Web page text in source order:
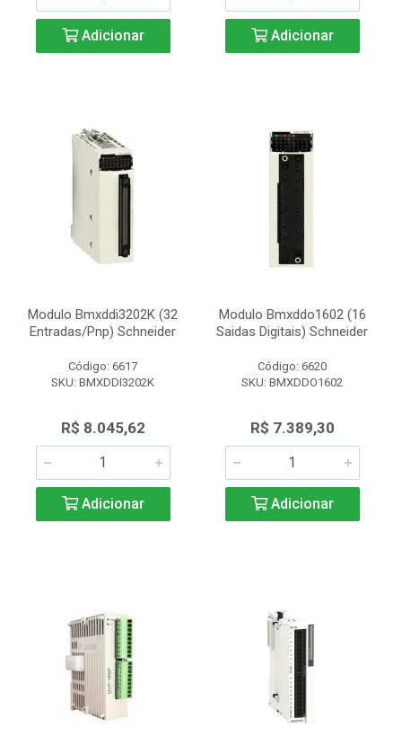
Adicionar Adicionar
Modulo Bmxddi3202K (32
Entradas/Pnp) Schneider
Código: 6617
SKU: BMXDDI3202K
R$ 8.045,62
Adicionar
Modulo Bmxddo1602 (16
Saidas Digitais) Schneider
Código: 6620
SKU: BMXDDO1602
R$ 7.389,30
Adicionar